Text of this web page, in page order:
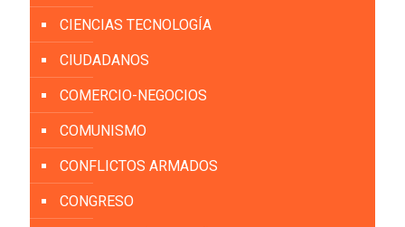
CIENCIAS TECNOLOGÍA
CIUDADANOS
COMERCIO-NEGOCIOS
COMUNISMO
CONFLICTOS ARMADOS
CONGRESO